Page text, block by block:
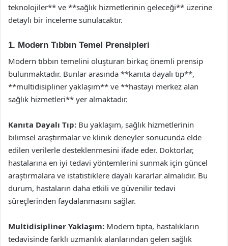
teknolojiler** ve **sağlık hizmetlerinin geleceği** üzerine
detaylı bir inceleme sunulacaktır.
1. Modern Tıbbın Temel Prensipleri
Modern tıbbın temelini oluşturan birkaç önemli prensip
bulunmaktadır. Bunlar arasında **kanıta dayalı tıp**,
**multidisipliner yaklaşım** ve **hastayı merkez alan
sağlık hizmetleri** yer almaktadır.
Kanıta Dayalı Tıp: Bu yaklaşım, sağlık hizmetlerinin
bilimsel araştırmalar ve klinik deneyler sonucunda elde
edilen verilerle desteklenmesini ifade eder. Doktorlar,
hastalarına en iyi tedavi yöntemlerini sunmak için güncel
araştırmalara ve istatistiklere dayalı kararlar almalıdır. Bu
durum, hastaların daha etkili ve güvenilir tedavi
süreçlerinden faydalanmasını sağlar.
Multidisipliner Yaklaşım: Modern tıpta, hastalıkların
tedavisinde farklı uzmanlık alanlarından gelen sağlık